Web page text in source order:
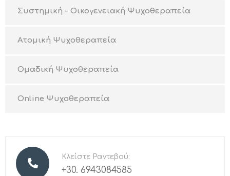
Συστημική - Οικογενειακή Ψυχοθεραπεία
Ατομική Ψυχοθεραπεία
Ομαδική Ψυχοθεραπεία
Online Ψυχοθεραπεία
Κλείστε Ραντεβού:
+30. 6943084585